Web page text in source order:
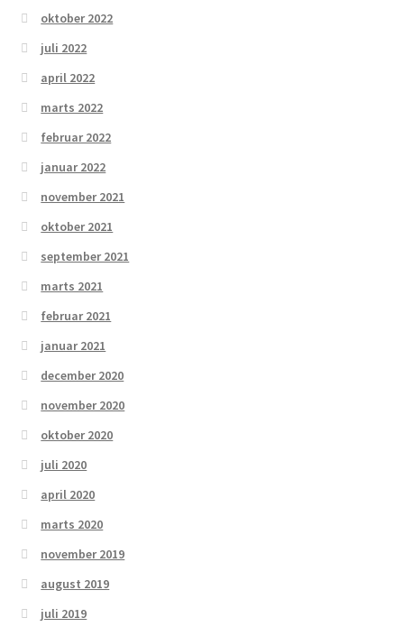
oktober 2022
juli 2022
april 2022
marts 2022
februar 2022
januar 2022
november 2021
oktober 2021
september 2021
marts 2021
februar 2021
januar 2021
december 2020
november 2020
oktober 2020
juli 2020
april 2020
marts 2020
november 2019
august 2019
juli 2019